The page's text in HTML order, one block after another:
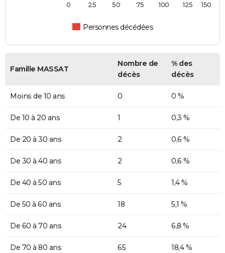
Personnes décédées
0 25 50 75 100 125 150
Famille MASSAT
Nombre de
décès
% des
décès
Moins de 10 ans 0 0 %
De 10 à 20 ans 1 0,3 %
De 20 à 30 ans 2 0,6 %
De 30 à 40 ans 2 0,6 %
De 40 à 50 ans 5 1,4 %
De 50 à 60 ans 18 5,1 %
De 60 à 70 ans 24 6,8 %
De 70 à 80 ans 65 18,4 %